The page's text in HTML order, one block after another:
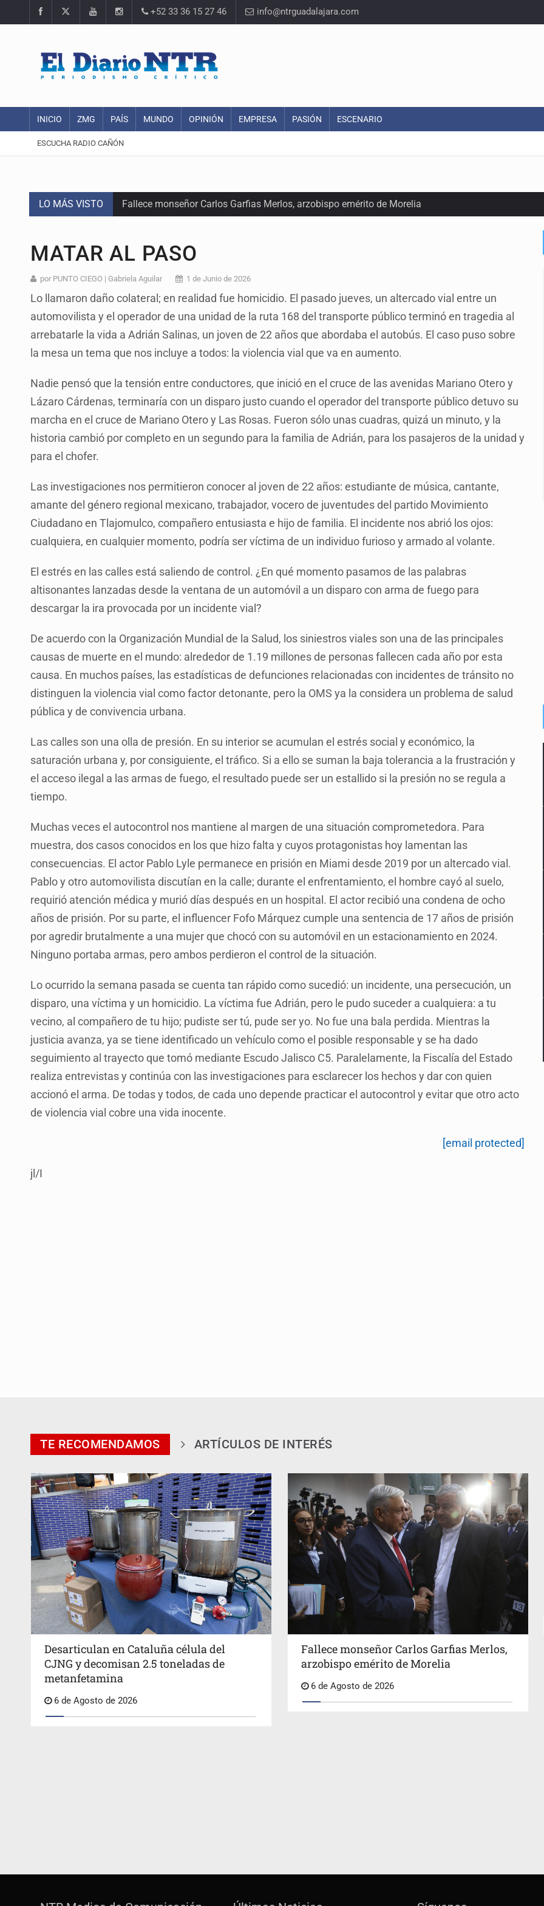
+52 33 36 15 27 46 info@ntrguadalajara.com
INICIO ZMG PAÍS MUNDO OPINIÓN EMPRESA PASIÓN ESCENARIO
ESCUCHA RADIO CAÑÓN
LO MÁS VISTO Fallece monseñor Carlos Garfias Merlos, arzobispo emérito de Morelia
Anuncian refuerzo de seguridad en Michoacán para reactivar exportación de aguacate
Sheinbaum defiende consulta pública sobre derechos de las audiencias
SEP permitirá regularización de escuelas militarizadas
Comité de expertos abre la puerta al fracking en México
LA NASA confirma que restos de un cohete de SpaceX impactaron en la Luna
México golea a Panamá y se clasifica al Mundial sub 20
Desarticulan en Cataluña célula del CJNG y decomisan 2.5 toneladas de metanfetamina
MATAR AL PASO
por PUNTO CIEGO | Gabriela Aguilar 1 de Junio de 2026
Lo llamaron daño colateral; en realidad fue homicidio. El pasado jueves, un altercado vial entre un
automovilista y el operador de una unidad de la ruta 168 del transporte público terminó en tragedia al
arrebatarle la vida a Adrián Salinas, un joven de 22 años que abordaba el autobús. El caso puso sobre
la mesa un tema que nos incluye a todos: la violencia vial que va en aumento.
Nadie pensó que la tensión entre conductores, que inició en el cruce de las avenidas Mariano Otero y
Lázaro Cárdenas, terminaría con un disparo justo cuando el operador del transporte público detuvo su
marcha en el cruce de Mariano Otero y Las Rosas. Fueron sólo unas cuadras, quizá un minuto, y la
historia cambió por completo en un segundo para la familia de Adrián, para los pasajeros de la unidad y
para el chofer.
Las investigaciones nos permitieron conocer al joven de 22 años: estudiante de música, cantante,
amante del género regional mexicano, trabajador, vocero de juventudes del partido Movimiento
Ciudadano en Tlajomulco, compañero entusiasta e hijo de familia. El incidente nos abrió los ojos:
cualquiera, en cualquier momento, podría ser víctima de un individuo furioso y armado al volante.
El estrés en las calles está saliendo de control. ¿En qué momento pasamos de las palabras
altisonantes lanzadas desde la ventana de un automóvil a un disparo con arma de fuego para
descargar la ira provocada por un incidente vial?
De acuerdo con la Organización Mundial de la Salud, los siniestros viales son una de las principales
causas de muerte en el mundo: alrededor de 1.19 millones de personas fallecen cada año por esta
causa. En muchos países, las estadísticas de defunciones relacionadas con incidentes de tránsito no
distinguen la violencia vial como factor detonante, pero la OMS ya la considera un problema de salud
pública y de convivencia urbana.
Las calles son una olla de presión. En su interior se acumulan el estrés social y económico, la
saturación urbana y, por consiguiente, el tráfico. Si a ello se suman la baja tolerancia a la frustración y
el acceso ilegal a las armas de fuego, el resultado puede ser un estallido si la presión no se regula a
tiempo.
Muchas veces el autocontrol nos mantiene al margen de una situación comprometedora. Para
muestra, dos casos conocidos en los que hizo falta y cuyos protagonistas hoy lamentan las
consecuencias. El actor Pablo Lyle permanece en prisión en Miami desde 2019 por un altercado vial.
Pablo y otro automovilista discutían en la calle; durante el enfrentamiento, el hombre cayó al suelo,
requirió atención médica y murió días después en un hospital. El actor recibió una condena de ocho
años de prisión. Por su parte, el influencer Fofo Márquez cumple una sentencia de 17 años de prisión
por agredir brutalmente a una mujer que chocó con su automóvil en un estacionamiento en 2024.
Ninguno portaba armas, pero ambos perdieron el control de la situación.
Lo ocurrido la semana pasada se cuenta tan rápido como sucedió: un incidente, una persecución, un
disparo, una víctima y un homicidio. La víctima fue Adrián, pero le pudo suceder a cualquiera: a tu
vecino, al compañero de tu hijo; pudiste ser tú, pude ser yo. No fue una bala perdida. Mientras la
justicia avanza, ya se tiene identificado un vehículo como el posible responsable y se ha dado
seguimiento al trayecto que tomó mediante Escudo Jalisco C5. Paralelamente, la Fiscalía del Estado
realiza entrevistas y continúa con las investigaciones para esclarecer los hechos y dar con quien
accionó el arma. De todas y todos, de cada uno depende practicar el autocontrol y evitar que otro acto
de violencia vial cobre una vida inocente.
[email protected]
jl/I
TE RECOMENDAMOS ARTÍCULOS DE INTERÉS
Desarticulan en Cataluña célula del
CJNG y decomisan 2.5 toneladas de
metanfetamina
6 de Agosto de 2026
Fallece monseñor Carlos Garfias Merlos,
arzobispo emérito de Morelia
6 de Agosto de 2026